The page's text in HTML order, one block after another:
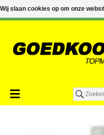
Wij slaan cookies op om onze